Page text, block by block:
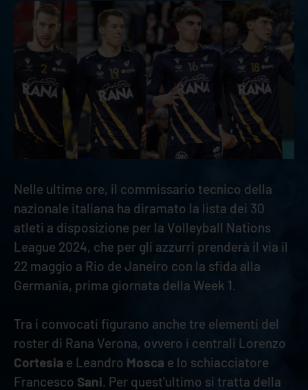
Nelle ultime ore, il commissario tecnico della
nazionale italiana ha diramato la lista dei 30
atleti a disposizione per la Volleyball Nations
League 2024, che per gli azzurri prenderà il via il
22 maggio a Rio de Janeiro con la sfida alla
Germania, prima giornata della Week 1.
Tra i convocati figurano anche tre elementi del
roster di Rana Verona, ovvero i centrali Lorenzo
Cortesia e Leandro Mosca e lo schiacciatore
Francesco Sani . Per quest'ultimo si tratta della